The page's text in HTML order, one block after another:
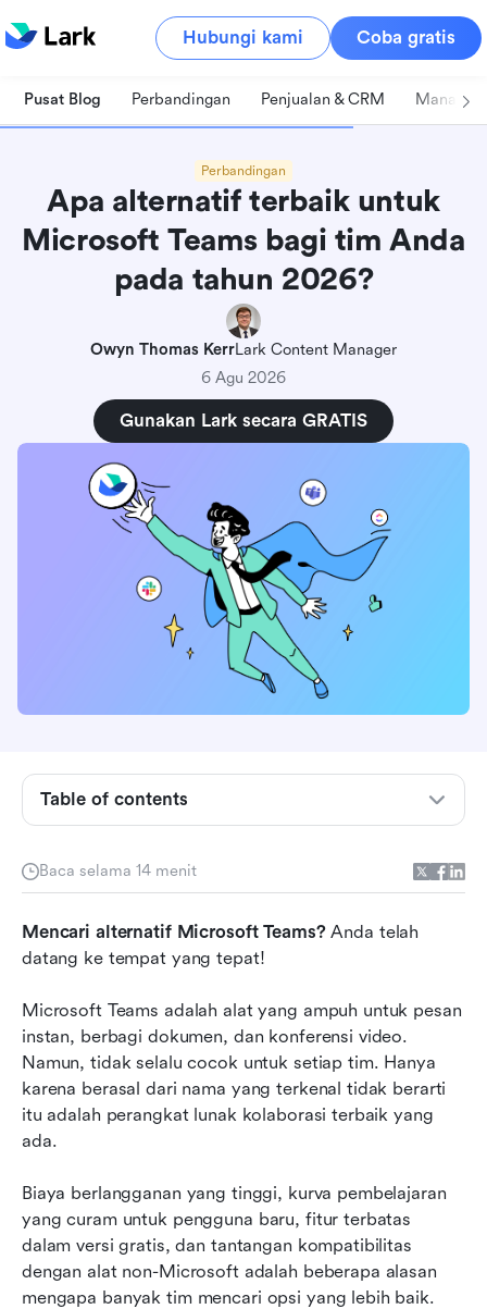
Hubungi kami Coba gratis
Pusat Blog Perbandingan Penjualan & CRM
Perbandingan
Apa alternatif terbaik untuk
Microsoft Teams bagi tim Anda
pada tahun 2026?
Owyn Thomas KerrLark Content Manager
6 Agu 2026
Gunakan Lark secara GRATIS
Baca selama 14 menit
Mencari alternatif Microsoft Teams? Anda telah
datang ke tempat yang tepat!
Microsoft Teams adalah alat yang ampuh untuk pesan
instan, berbagi dokumen, dan konferensi video.
Namun, tidak selalu cocok untuk setiap tim. Hanya
karena berasal dari nama yang terkenal tidak berarti
itu adalah perangkat lunak kolaborasi terbaik yang
ada.
Biaya berlangganan yang tinggi, kurva pembelajaran
yang curam untuk pengguna baru, fitur terbatas
dalam versi gratis, dan tantangan kompatibilitas
dengan alat non-Microsoft adalah beberapa alasan
mengapa banyak tim mencari opsi yang lebih baik.
Table of contents
Alternatif Microsoft Teams sekilas
2026
untuk tim Anda?
Microsoft Teams
FAQ tentang alternatif Microsoft Teams
Pemikiran akhir tentang alternatif Microsoft
Teams